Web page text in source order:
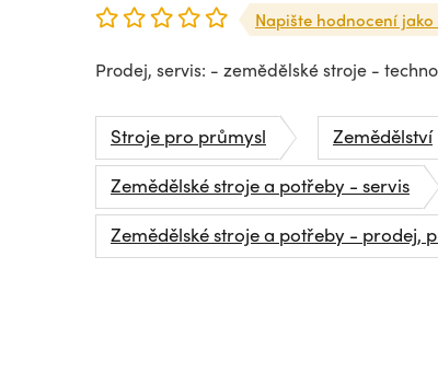
Napište hodnocení
Prodej, servis: - zemědělské stroje -
Stroje pro průmysl
Zemědělství
Zemědělské stroje a potřeby - servis
Zemědělské stroje a potřeby - prodej,